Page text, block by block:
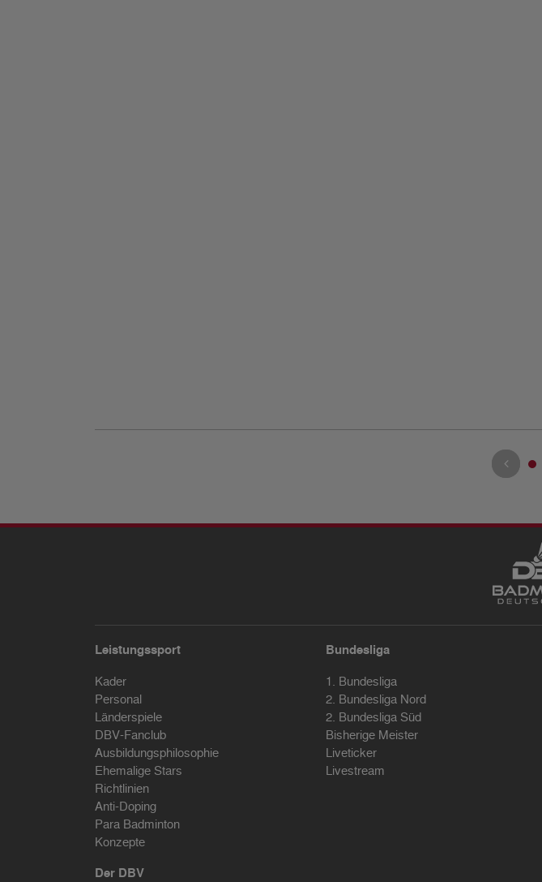
Leistungssport
Kader
Personal
Länderspiele
DBV-Fanclub
Ausbildungsphilosophie
Ehemalige Stars
Richtlinien
Anti-Doping
Para Badminton
Konzepte
Bundesliga
1. Bundesliga
2. Bundesliga Nord
2. Bundesliga Süd
Bisherige Meister
Liveticker
Livestream
Der DBV